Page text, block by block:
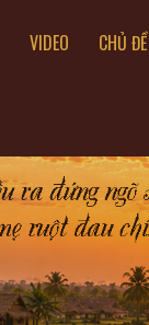
VIDEO CHỦ ĐỀ